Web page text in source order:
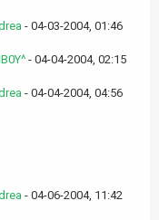
- 04-03-2004, 01:46
- 04-04-2004, 02:15
- 04-04-2004, 04:56
- 04-06-2004, 11:42